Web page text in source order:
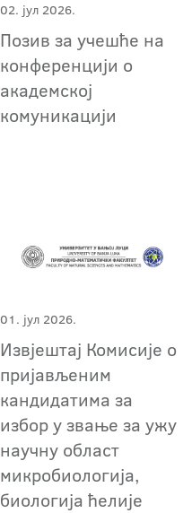
02. јул 2026.
Позив за учешће на
конференцији о
академској
комуникацији
01. јул 2026.
Извјештај Комисије о
пријављеним
кандидатима за
избор у звање за ужу
научну област
микробиологија,
биологија ћелије